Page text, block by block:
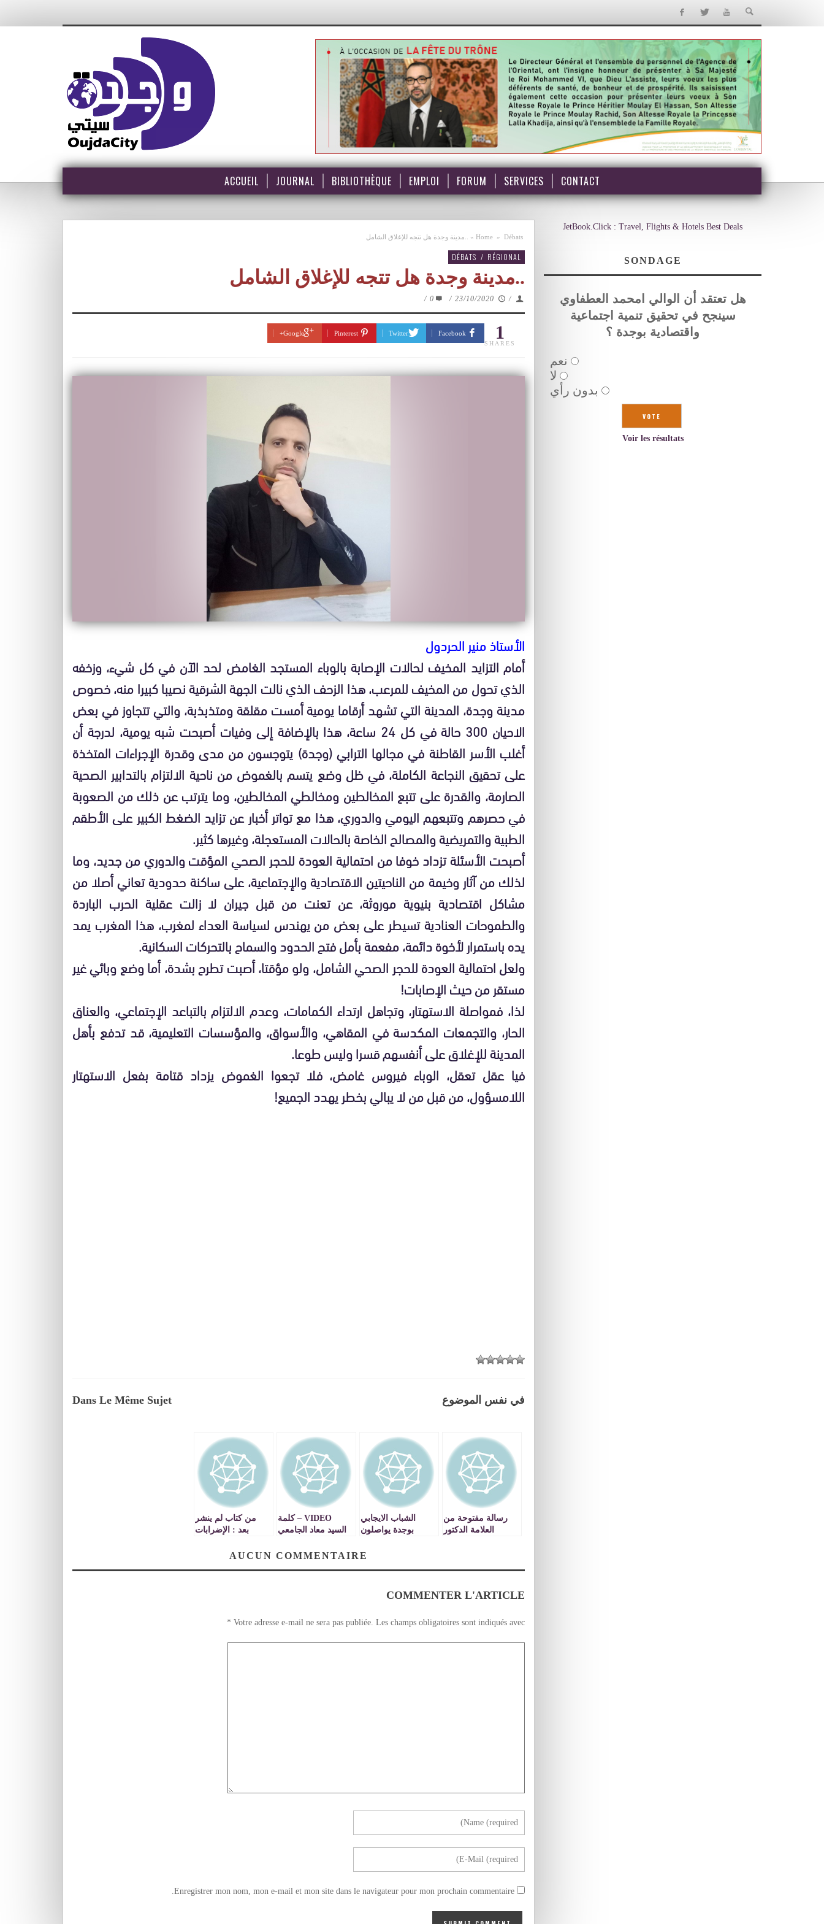
ACCUEIL JOURNAL BIBLIOTHÈQUE EMPLOI FORUM SERVICES CONTACT
Home » Débats
» ..مدينة وجدة هل تتجه للإغلاق الشامل
DÉBATS / RÉGIONAL
..مدينة وجدة هل تتجه للإغلاق الشامل
/
23/10/2020
/
0
/
1
SHARES
Facebook
Twitter
Pinterest
Google+
الأستاذ منير الحردول
أمام التزايد المخيف لحالات الإصابة بالوباء المستجد الغامض لحد الآن في كل شيء، وزخفه
الذي تحول من المخيف للمرعب، هذا الزحف الذي نالت الجهة الشرقية نصيبا كبيرا منه، خصوص
مدينة وجدة، المدينة التي تشهد أرقاما يومية أمست مقلقة ومتذبذبة، والتي تتجاوز في بعض
الاحيان 300 حالة في كل 24 ساعة، هذا بالإضافة إلى وفيات أصبحت شبه يومية، لدرجة أن
أغلب الأسر القاطنة في مجالها الترابي (وجدة) يتوجسون من مدى وقدرة الإجراءات المتخذة
على تحقيق النجاعة الكاملة، في ظل وضع يتسم بالغموض من ناحية الالتزام بالتدابير الصحية
الصارمة، والقدرة على تتبع المخالطين ومخالطي المخالطين، وما يترتب عن ذلك من الصعوبة
في حصرهم وتتبعهم اليومي والدوري، هذا مع تواتر أخبار عن تزايد الضغط الكبير على الأطقم
الطبية والتمريضية والمصالح الخاصة بالحالات المستعجلة، وغيرها كثير.
أصبحت الأسئلة تزداد خوفا من احتمالية العودة للحجر الصحي المؤقت والدوري من جديد، وما
لذلك من آثار وخيمة من الناحيتين الاقتصادية والإجتماعية، على ساكنة حدودية تعاني أصلا من
مشاكل اقتصادية بنيوية موروثة، عن تعنت من قبل جيران لا زالت عقلية الحرب الباردة
والطموحات العنادية تسيطر على بعض من يهندس لسياسة العداء لمغرب، هذا المغرب يمد
يده باستمرار لأخوة دائمة، مفعمة بأمل فتح الحدود والسماح بالتحركات السكانية.
ولعل احتمالية العودة للحجر الصحي الشامل، ولو مؤقتا، أصبت تطرح بشدة، أما وضع وبائي غير
مستقر من حيث الإصابات!
لذا، فمواصلة الاستهتار، وتجاهل ارتداء الكمامات، وعدم الالتزام بالتباعد الإجتماعي، والعناق
الحار، والتجمعات المكدسة في المقاهي، والأسواق، والمؤسسات التعليمية، قد تدفع بأهل
المدينة للإغلاق على أنفسهم قسرا وليس طوعا.
فيا عقل تعقل، الوباء فيروس غامض، فلا تجعوا الغموض يزداد قتامة بفعل الاستهتار
اللامسؤول، من قبل من لا يبالي بخطر يهدد الجميع!
Dans Le Même Sujet في نفس الموضوع
رسالة مفتوحة من
العلامة الدكتور
الشباب الايجابي
بوجدة يواصلون
نموذج اليوم شباب
VIDEO – كلمة
السيد معاد الجامعي
بمناسبة انعقاد دورة
من كتاب لم ينشر
بعد : الإضرابات
AUCUN COMMENTAIRE
COMMENTER L'ARTICLE
Votre adresse e-mail ne sera pas publiée. Les champs obligatoires sont indiqués avec
*
Enregistrer mon nom, mon e-mail et mon site dans le navigateur pour mon prochain commentaire.
JetBook.Click : Travel, Flights & Hotels Best Deals
SONDAGE
هل تعتقد أن الوالي امحمد العطفاوي
سينجح في تحقيق تنمية اجتماعية
واقتصادية بوجدة ؟
نعم
لا
بدون رأي
Voir les résultats